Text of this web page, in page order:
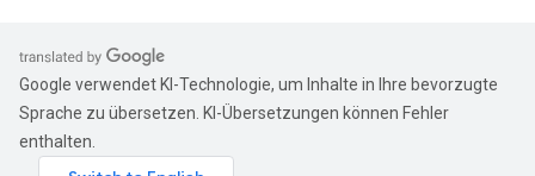
Google verwendet KI-Technologie, um Inhalte in Ihre bevorzugte
Sprache zu übersetzen. KI-Übersetzungen können Fehler
enthalten.